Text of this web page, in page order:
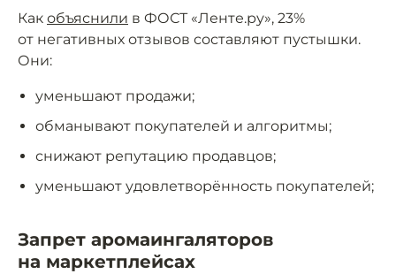
Как объяснили в ФОСТ «Ленте.ру», 23%
от негативных отзывов составляют пустышки.
Они:
уменьшают продажи;
обманывают покупателей и алгоритмы;
снижают репутацию продавцов;
уменьшают удовлетворённость покупателей;
Запрет аромаингаляторов
на маркетплейсах